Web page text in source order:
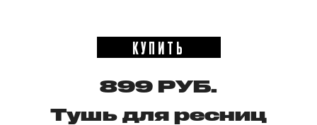
КУПИТЬ
899 РУБ.
Тушь для ресниц